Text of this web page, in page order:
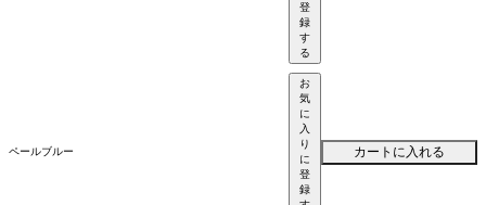
登
録
す
る
ペールブルー
お
気
に
入
り
に
登
録
カートに入れる